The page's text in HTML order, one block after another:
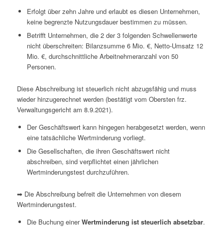
Erfolgt über zehn Jahre und erlaubt es diesen Unternehmen,
keine begrenzte Nutzungsdauer bestimmen zu müssen.
Betrifft Unternehmen, die 2 der 3 folgenden Schwellenwerte
nicht überschreiten: Bilanzsumme 6 Mio. €, Netto-Umsatz 12
Mio. €, durchschnittliche Arbeitnehmeranzahl von 50
Personen.
Diese Abschreibung ist steuerlich nicht abzugsfähig und muss
wieder hinzugerechnet werden (bestätigt vom Obersten frz.
Verwaltungsgericht am 8.9.2021).
Der Geschäftswert kann hingegen herabgesetzt werden, wenn
eine tatsächliche Wertminderung vorliegt.
Die Gesellschaften, die ihren Geschäftswert nicht
abschreiben, sind verpflichtet einen jährlichen
Wertminderungstest durchzuführen.
➡ Die Abschreibung befreit die Unternehmen von diesem
Wertminderungstest.
Die Buchung einerWertminderung ist steuerlich absetzbar.